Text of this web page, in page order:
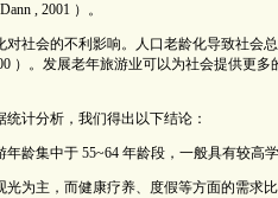
, 2001 ）。
社会的不利影响。人口老龄化导致社会
）。发展老年旅游业可以为社会提供更
计分析，我们得出以下结论：
龄集中于 55~64 年龄段，一般具有较高
为主，而健康疗养、度假等方面的需求